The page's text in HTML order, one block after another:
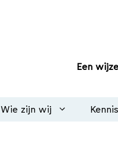
Een
Wie zijn wij